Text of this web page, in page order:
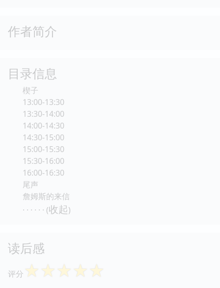
作者简介
目录信息
楔子
13:00-13:30
13:30-14:00
14:00-14:30
14:30-15:00
15:00-15:30
15:30-16:00
16:00-16:30
尾声
詹姆斯的来信
· · · · · · (收起)
读后感
评分 ☆☆☆☆☆